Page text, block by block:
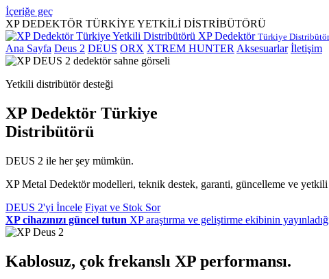
İçeriğe geç
XP DEDEKTÖR TÜRKİYE YETKİLİ DİSTRİBÜTÖRÜ
XP Dedektör Türkiye
Ana Sayfa Deus 2 DEUS ORX XTREM HUNTER Aksesuarlar İletişim
Yetkili distribütör desteği
XP Dedektör Türkiye
Distribütörü
DEUS 2 ile her şey mümkün.
XP Metal Dedektör modelleri, teknik destek, garanti, güncelleme ve
DEUS 2'yi İncele Fiyat ve Stok Sor
XP cihazınızı güncel tutun XP araştırma ve geliştirme ekibinin
Kablosuz, çok frekanslı XP performansı.